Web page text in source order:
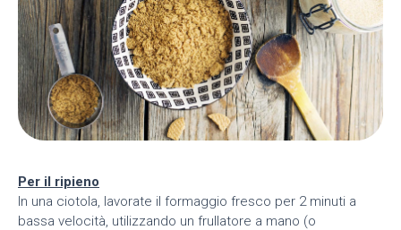
Per il ripieno
In una ciotola, lavorate il formaggio fresco per 2 minuti a
bassa velocità, utilizzando un frullatore a mano (o